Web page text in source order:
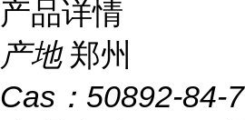
产品详情
产地 郑州
Cas： 50892-84-7